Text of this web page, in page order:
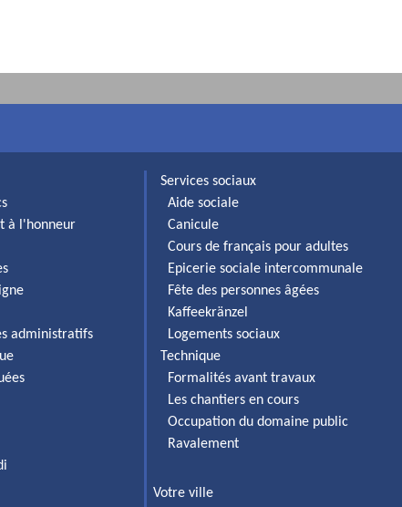
à l'honneur
administratifs
Services sociaux
Aide sociale
Canicule
Cours de français pour adultes
Epicerie sociale intercommunale
Fête des personnes âgées
Kaffeekränzel
Logements sociaux
Technique
Formalités avant travaux
Les chantiers en cours
Occupation du domaine public
Ravalement
Votre ville